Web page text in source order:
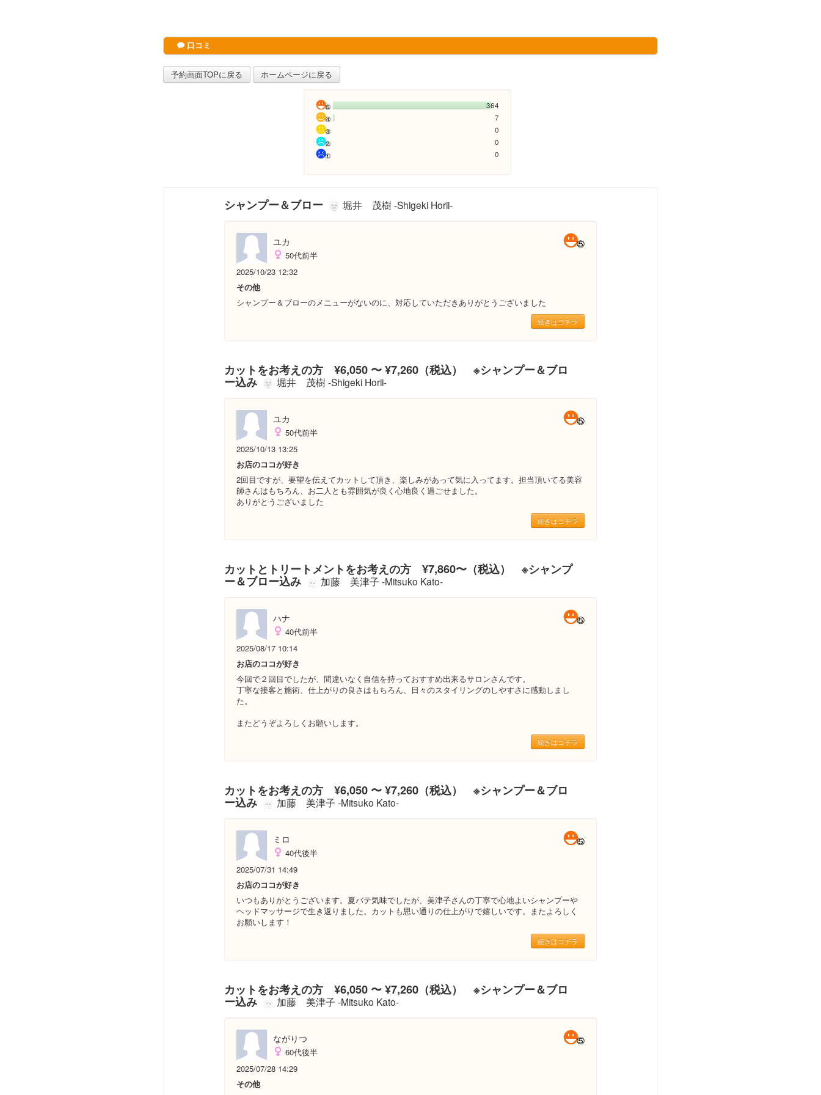
口コミ
予約画面TOPに戻る ホームページに戻る
364
7
0
0
0
シャンプー＆ブロー 堀井 茂樹 -Shigeki Horii-
ユカ
50代前半
2025/10/23 12:32
その他
シャンプー＆ブローのメニューがないのに、対応していただきありがとうございました
続きはコチラ
カットをお考えの方 ¥6,050 〜 ¥7,260（税込） ※シャンプー＆ブロ
ー込み 堀井 茂樹 -Shigeki Horii-
ユカ
50代前半
2025/10/13 13:25
お店のココが好き
2回目ですが、要望を伝えてカットして頂き、楽しみがあって気に入ってます。担当頂いてる美容
師さんはもちろん、お二人とも雰囲気が良く心地良く過ごせました。
ありがとうございました
続きはコチラ
カットとトリートメントをお考えの方 ¥7,860〜（税込） ※シャンプ
ー＆ブロー込み 加藤 美津子 -Mitsuko Kato-
ハナ
40代前半
2025/08/17 10:14
お店のココが好き
今回で２回目でしたが、間違いなく自信を持っておすすめ出来るサロンさんです。
丁寧な接客と施術、仕上がりの良さはもちろん、日々のスタイリングのしやすさに感動しまし
た。
またどうぞよろしくお願いします。
続きはコチラ
カットをお考えの方 ¥6,050 〜 ¥7,260（税込） ※シャンプー＆ブロ
ー込み 加藤 美津子 -Mitsuko Kato-
ミロ
40代後半
2025/07/31 14:49
お店のココが好き
いつもありがとうございます。夏バテ気味でしたが、美津子さんの丁寧で心地よいシャンプーや
ヘッドマッサージで生き返りました。カットも思い通りの仕上がりで嬉しいです。またよろしく
お願いします！
続きはコチラ
カットをお考えの方 ¥6,050 〜 ¥7,260（税込） ※シャンプー＆ブロ
ー込み 加藤 美津子 -Mitsuko Kato-
ながりつ
60代後半
2025/07/28 14:29
その他